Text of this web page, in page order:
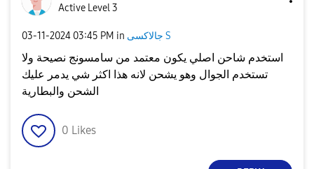
Active Level 3
‎03-11-2024 03:45 PM in جالاكسى S
استخدم شاحن اصلي يكون معتمد من سامسونج نصيحة ولا
تستخدم الجوال وهو يشحن لانه هذا اكثر شي يدمر عليك
الشحن والبطارية
0 Likes